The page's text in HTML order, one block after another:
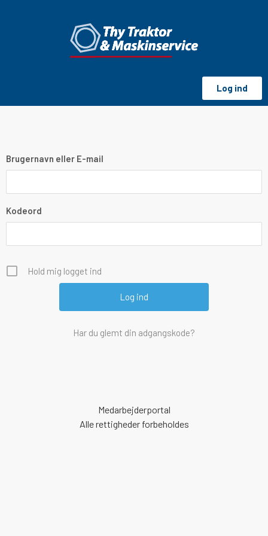
Log ind
Brugernavn eller E-mail
Kodeord
Hold mig logget ind
Har du glemt din adgangskode?
Medarbejderportal
Alle rettigheder forbeholdes